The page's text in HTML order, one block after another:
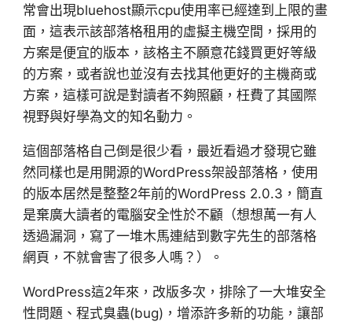
常會出現bluehost顯示cpu使用率已經達到上限的畫
面，這表示該部落格租用的虛擬主機空間，採用的
方案是便宜的版本，該格主不願意花錢買更好等級
的方案，或者說也並沒有去找其他更好的主機商或
方案，這樣可說是對讀者不夠照顧，枉費了其國際
視野與好學為文的知名動力。
這個部落格自己倒是很少看，最近看過才發現它雖
然同樣也是用開源的WordPress架設部落格，使用
的版本居然是整整2年前的WordPress 2.0.3，簡直
是棄廣大讀者的電腦安全性於不顧（想想萬一有人
透過漏洞，寫了一堆木馬連結到數字先生的部落格
網頁，不就會害了很多人嗎？）。
WordPress這2年來，改版多次，排除了一大堆安全
性問題、程式臭蟲(bug)，增添許多新的功能，讓部